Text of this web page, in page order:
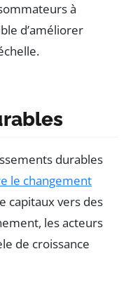
à
d’améliorer
durables
le changement
capitaux vers des
les acteurs
de croissance